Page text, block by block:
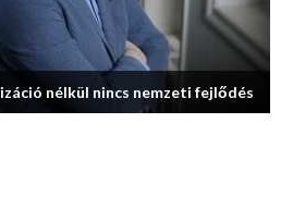
nélkül nincs nemzeti fejlődés